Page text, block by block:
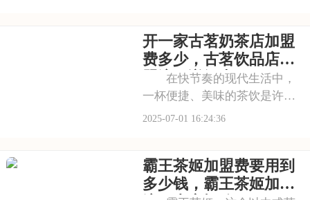
的热门加盟项目。塔斯汀的汉
堡系列丰富多样，既有经典的
牛肉汉堡，又有创新
开一家古茗奶茶店加盟
费多少，古茗饮品店加
盟流程详细表
在快节奏的现代生活中，
一杯便捷、美味的茶饮是许多
人日常的必需品。古茗以其独
择。走进古茗的店铺，那浓郁
的茶香与清新的果香交织，让
2025-07-01 16:24:36
霸王茶姬加盟费要用到
多少钱，霸王茶姬加盟